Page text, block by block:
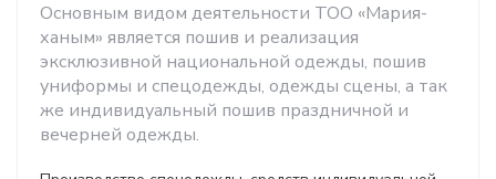
Основным видом деятельности ТОО «Мария-
ханым» является пошив и реализация
эксклюзивной национальной одежды, пошив
униформы и спецодежды, одежды сцены, а так
же индивидуальный пошив праздничной и
вечерней одежды.